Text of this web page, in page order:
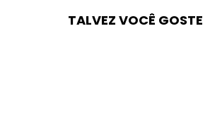
TALVEZ VOCÊ GOSTE